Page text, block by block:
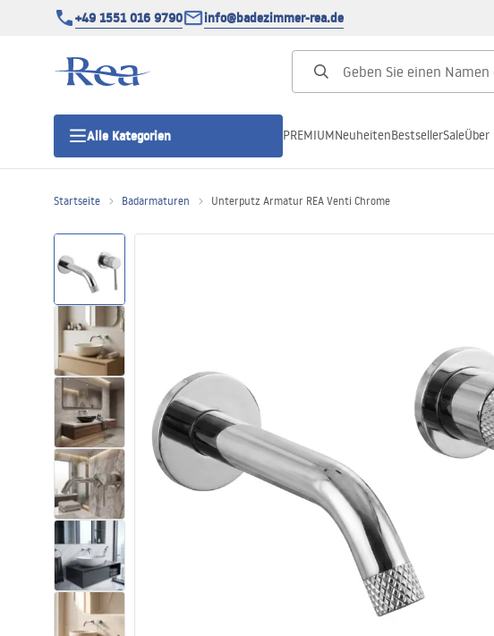
+49 1551 016 9790 info@badezimmer-rea.de
Alle Kategorien
Duschtüren
Duschwannen
Duschrinnen
Toiletten
Waschbecken
Wannen und
Badewannenaufsätze
Badarmaturen
PREMIUMNeuheitenBestsellerSaleÜber
Startseite Badarmaturen Unterputz Armatur REA Venti Chrome